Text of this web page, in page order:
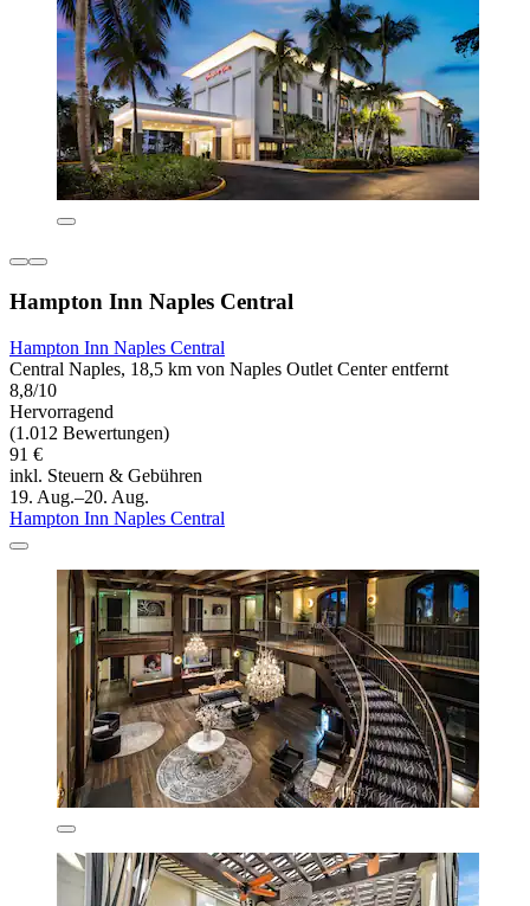
Hampton Inn Naples Central
Hampton Inn Naples Central
Central Naples, 18,5 km von Naples Outlet Center entfernt
8,8/10
Hervorragend
(1.012 Bewertungen)
91 €
inkl. Steuern & Gebühren
19. Aug.–20. Aug.
Hampton Inn Naples Central